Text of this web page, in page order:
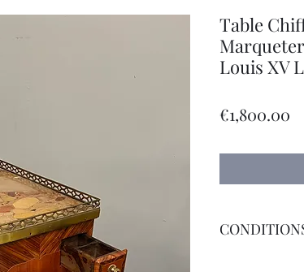
Table
Louis XV
€1,800.00